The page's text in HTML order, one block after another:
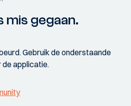
mis gegaan.
Gebruik de onderstaande
de applicatie.